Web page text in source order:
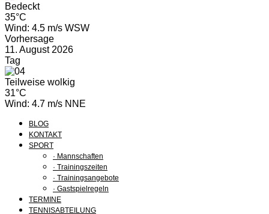
Bedeckt
35°C
Wind: 4.5 m/s WSW
Vorhersage
11. August 2026
Tag
Teilweise wolkig
31°C
Wind: 4.7 m/s NNE
BLOG
KONTAKT
SPORT
· Mannschaften
· Trainingszeiten
· Trainingsangebote
· Gastspielregeln
TERMINE
TENNISABTEILUNG